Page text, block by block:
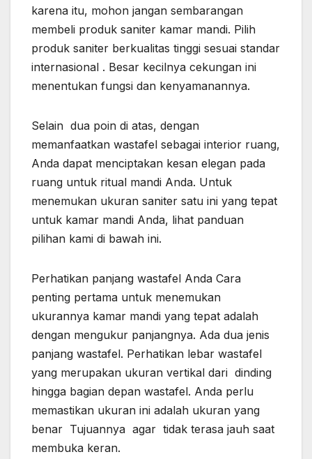
karena itu, mohon jangan sembarangan
membeli produk saniter kamar mandi. Pilih
produk saniter berkualitas tinggi sesuai standar
internasional . Besar kecilnya cekungan ini
menentukan fungsi dan kenyamanannya.
Selain dua poin di atas, dengan
memanfaatkan wastafel sebagai interior ruang,
Anda dapat menciptakan kesan elegan pada
ruang untuk ritual mandi Anda. Untuk
menemukan ukuran saniter satu ini yang tepat
untuk kamar mandi Anda, lihat panduan
pilihan kami di bawah ini.
Perhatikan panjang wastafel Anda Cara
penting pertama untuk menemukan
ukurannya kamar mandi yang tepat adalah
dengan mengukur panjangnya. Ada dua jenis
panjang wastafel. Perhatikan lebar wastafel
yang merupakan ukuran vertikal dari dinding
hingga bagian depan wastafel. Anda perlu
memastikan ukuran ini adalah ukuran yang
benar Tujuannya agar tidak terasa jauh saat
membuka keran.